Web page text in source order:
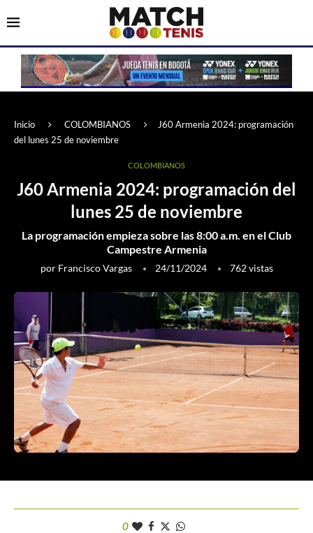
Inicio COLOMBIANOS
J60 Armenia 2024: programación
del lunes 25 de noviembre
COLOMBIANOS
J60 Armenia 2024: programación del
lunes 25 de noviembre
La programación empieza sobre las 8:00 a.m. en el Club
Campestre Armenia
por Francisco Vargas 24/11/2024 762vistas
0